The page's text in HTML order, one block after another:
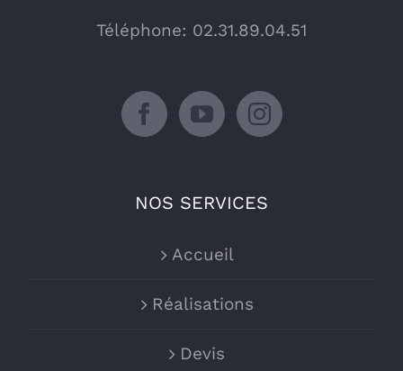
Téléphone: 02.31.89.04.51
NOS SERVICES
Accueil
Réalisations
Devis